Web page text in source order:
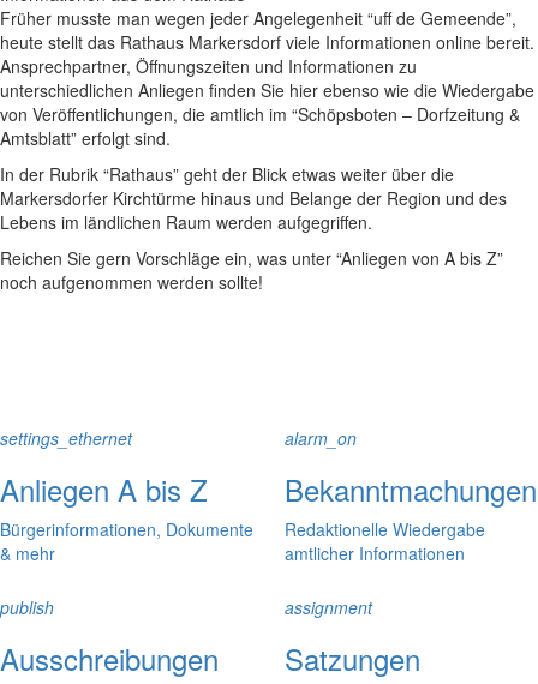
Früher musste man wegen jeder Angelegenheit “uff de Gemeende”,
heute stellt das Rathaus Markersdorf viele Informationen online bereit.
Ansprechpartner, Öffnungszeiten und Informationen zu
unterschiedlichen Anliegen finden Sie hier ebenso wie die Wiedergabe
von Veröffentlichungen, die amtlich im “Schöpsboten – Dorfzeitung &
Amtsblatt” erfolgt sind.
In der Rubrik “Rathaus” geht der Blick etwas weiter über die
Markersdorfer Kirchtürme hinaus und Belange der Region und des
Lebens im ländlichen Raum werden aufgegriffen.
Reichen Sie gern Vorschläge ein, was unter “Anliegen von A bis Z”
noch aufgenommen werden sollte!
settings_ethernet
Anliegen A bis Z
Bürgerinformationen, Dokumente
& mehr
alarm_on
Bekanntmachungen
Redaktionelle Wiedergabe
amtlicher Informationen
publish
Ausschreibungen
assignment
Satzungen